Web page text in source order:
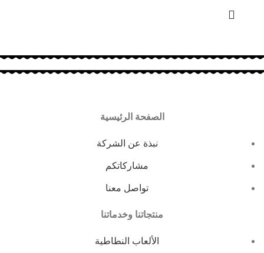
الصفحة الرئيسية
نبذة عن الشركة
مشاركاتكم
تواصل معنا
منتجاتنا وخدماتنا
الألعاب النطاطية